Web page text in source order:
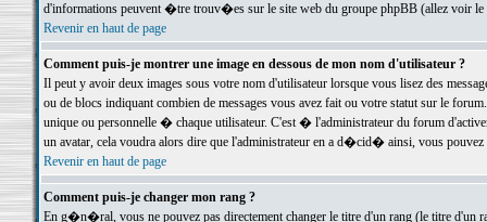
d'informations peuvent �tre trouv�es sur le site web du groupe phpBB (allez voir le
Revenir en haut de page
Comment puis-je montrer une image en dessous de mon nom d'utilisateur ?
Il peut y avoir deux images sous votre nom d'utilisateur lorsque vous lisez des
ou de blocs indiquant combien de messages vous avez fait ou votre statut sur le
unique ou personnelle � chaque utilisateur. C'est � l'administrateur du forum
un avatar, cela voudra alors dire que l'administrateur en a d�cid� ainsi, vous
Revenir en haut de page
Comment puis-je changer mon rang ?
En g�n�ral, vous ne pouvez pas directement changer le titre d'un rang (le titre d'un